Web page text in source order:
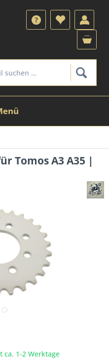
Tomos A3 A35 |
ca. 1-2 Werktage